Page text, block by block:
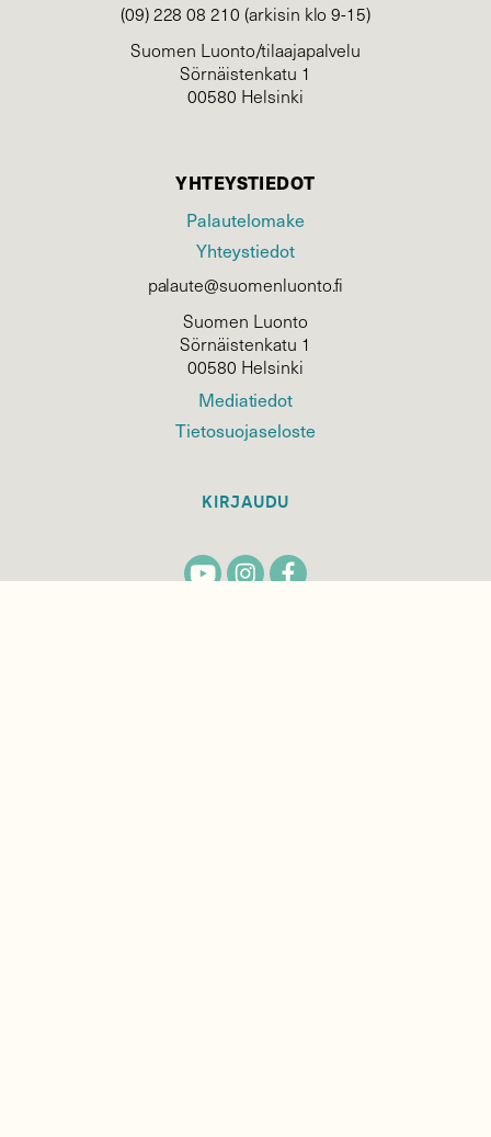
(09) 228 08 210 (arkisin klo 9-15)
Suomen Luonto/tilaajapalvelu
Sörnäistenkatu 1
00580 Helsinki
YHTEYSTIEDOT
Palautelomake
Yhteystiedot
palaute@suomenluonto.fi
Suomen Luonto
Sörnäistenkatu 1
00580 Helsinki
Mediatiedot
Tietosuojaseloste
KIRJAUDU